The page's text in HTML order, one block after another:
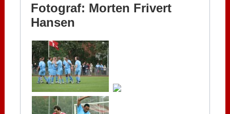
Fotograf: Morten Frivert
Hansen